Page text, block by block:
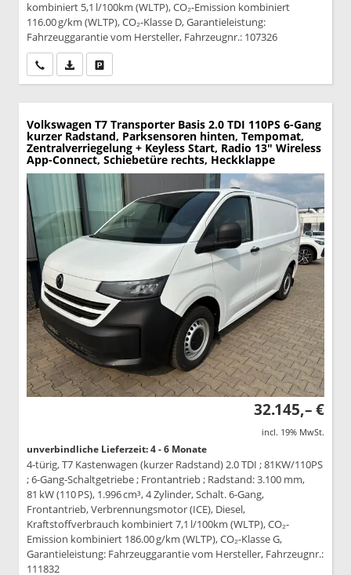
kombiniert 5,1 l/100km (WLTP), CO₂-Emission kombiniert
116.00 g/km (WLTP), CO₂-Klasse D, Garantieleistung:
Fahrzeuggarantie vom Hersteller, Fahrzeugnr.: 107326
Wir rufen Sie anPDF-Datei, Fahrzeugexposé drucken
Volkswagen T7 Transporter Basis 2.0 TDI 110PS 6-Gang
kurzer Radstand, Parksensoren hinten, Tempomat,
Zentralverriegelung + Keyless Start, Radio 13" Wireless
App-Connect, Schiebetüre rechts, Heckklappe
32.145,– €
incl. 19% MwSt.
unverbindliche Lieferzeit: 4 - 6 Monate
4-türig, T7 Kastenwagen (kurzer Radstand) 2.0 TDI ; 81KW/110PS
; 6-Gang-Schaltgetriebe ; Frontantrieb ; Radstand: 3.100 mm,
81 kW (110 PS), 1.996 cm³, 4 Zylinder, Schalt. 6-Gang,
Frontantrieb, Verbrennungsmotor (ICE), Diesel,
Kraftstoffverbrauch kombiniert 7,1 l/100km (WLTP), CO₂-
Emission kombiniert 186.00 g/km (WLTP), CO₂-Klasse G,
Garantieleistung: Fahrzeuggarantie vom Hersteller, Fahrzeugnr.:
111832